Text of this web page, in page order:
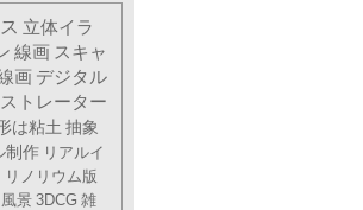
立体イラ
線画 スキャ
画 デジタル
トレーター
は粘土 抽象
制作 リアルイ
リノリウム版
風景 3DCG 雑